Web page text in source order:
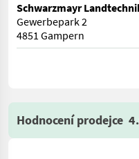
Schwarzmayr
Gewerbepark 2
4851 Gampern
Hodnocení prodejce